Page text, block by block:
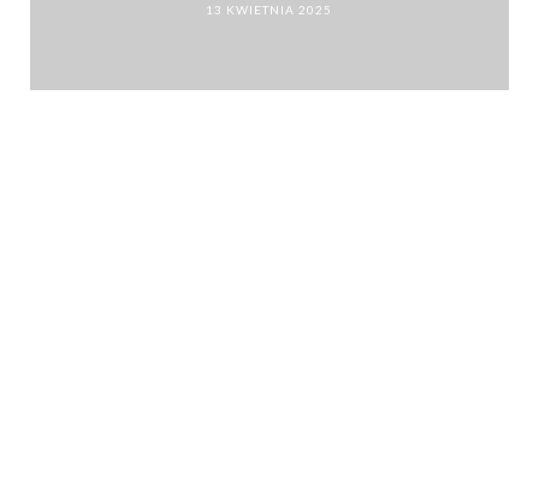
13 KWIETNIA 2025